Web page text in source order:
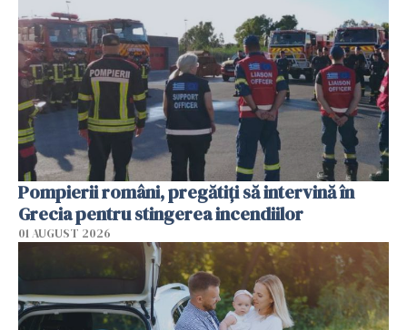
Pompierii români, pregătiţi să intervină în
Grecia pentru stingerea incendiilor
01 AUGUST 2026